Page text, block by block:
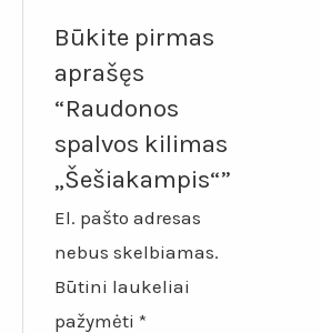
Būkite pirmas
aprašęs
“Raudonos
spalvos kilimas
„Šešiakampis“”
El. pašto adresas
nebus skelbiamas.
Būtini laukeliai
pažymėti*